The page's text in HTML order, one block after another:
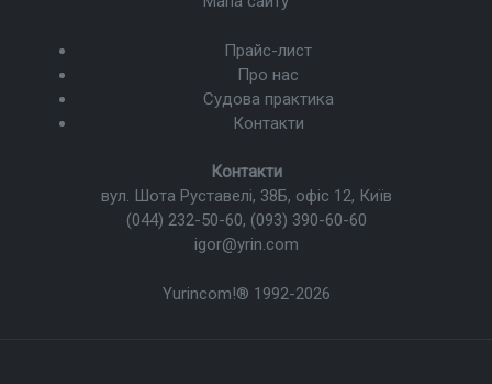
Yurincom!® 1992-2026
Контакти
вул. Шота Руставелі, 38Б, офіс 12, Київ
(044) 232-50-60, (093) 390-60-60
igor@yrin.com
Прайс-лист
Про нас
Судова практика
Контакти